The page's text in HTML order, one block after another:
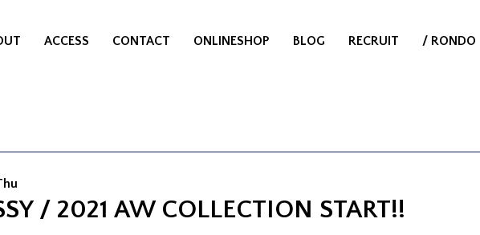
ACCESS CONTACT ONLINESHOP BLOG RECRUIT / RONDO
/ 2021 AW COLLECTION START!!